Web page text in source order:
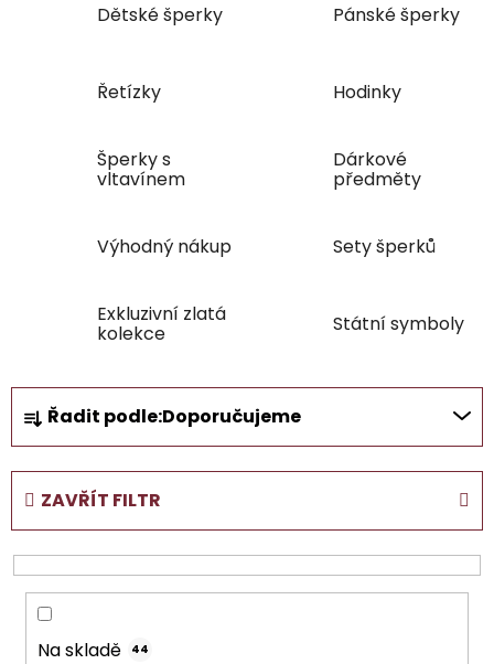
Dětské šperky Pánské šperky
Řetízky Hodinky
Šperky s
vltavínem
Dárkové
předměty
Výhodný nákup Sety šperků
Exkluzivní zlatá
kolekce Státní symboly
Ř
a
z
e
n
í
p
Řadit podle:Doporučujeme
ZAVŘÍT FILTR
Na skladě 44